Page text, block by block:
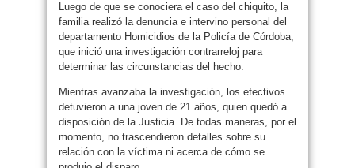
Luego de que se conociera el caso del chiquito, la
familia realizó la denuncia e intervino personal del
departamento Homicidios de la Policía de Córdoba,
que inició una investigación contrarreloj para
determinar las circunstancias del hecho.
Mientras avanzaba la investigación, los efectivos
detuvieron a una joven de 21 años, quien quedó a
disposición de la Justicia. De todas maneras, por el
momento, no trascendieron detalles sobre su
relación con la víctima ni acerca de cómo se